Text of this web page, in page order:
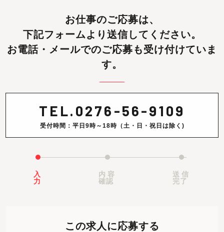
お仕事のご応募は、
下記フォームより送信してください。
お電話・メールでのご応募も受け付けていま
す。
TEL. 0276-56-9109
受付時間：平日9時～18時（土・日・祝日は除く)
入
力
内容
確認
送信
完了
この求人に応募する